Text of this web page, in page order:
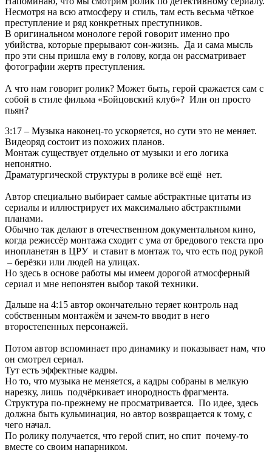
Несмотря на всю атмосферу и стиль, там есть весьма чёткое
преступление и ряд конкретных преступников.
В оригинальном монологе герой говорит именно про
убийства, которые прерывают сон-жизнь. Да и сама мысль
про эти сны пришла ему в голову, когда он рассматривает
фотографии жертв преступления.
А что нам говорит ролик? Может быть, герой сражается сам с
собой в стиле фильма «Бойцовский клуб»? Или он просто
пьян?
3:17 – Музыка наконец-то ускоряется, но сути это не меняет.
Видеоряд состоит из похожих планов.
Монтаж существует отдельно от музыки и его логика
непонятно.
Драматургической структуры в ролике всё ещё нет.
Автор специально выбирает самые абстрактные цитаты из
сериалы и иллюстрирует их максимально абстрактными
планами.
Обычно так делают в отечественном документальном кино,
когда режиссёр монтажа сходит с ума от бредового текста про
инопланетян в ЦРУ и ставит в монтаж то, что есть под рукой
– берёзки или людей на улицах.
Но здесь в основе работы мы имеем дорогой атмосферный
сериал и мне непонятен выбор такой техники.
Дальше на 4:15 автор окончательно теряет контроль над
собственным монтажём и зачем-то вводит в него
второстепенных персонажей.
Потом автор вспоминает про динамику и показывает нам, что
он смотрел сериал.
Тут есть эффектные кадры.
Но то, что музыка не меняется, а кадры собраны в мелкую
нарезку, лишь подчёркивает инородность фрагмента.
Структура по-прежнему не просматривается. По идее, здесь
должна быть кульминация, но автор возвращается к тому, с
чего начал.
По ролику получается, что герой спит, но спит почему-то
вместе со своим напарником.